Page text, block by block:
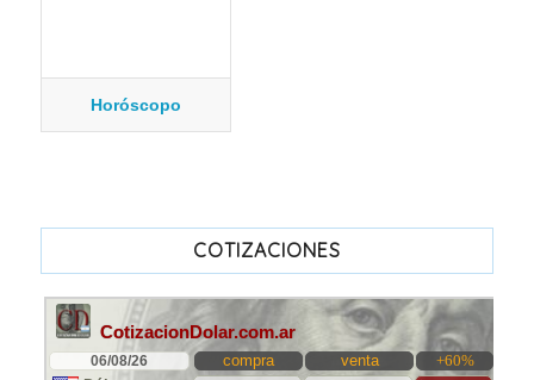
Horóscopo
COTIZACIONES